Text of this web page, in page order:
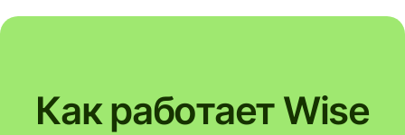
Как работает Wise